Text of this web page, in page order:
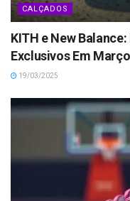
CALÇADOS
KITH e New
Exclusivos Em
19/03/2025